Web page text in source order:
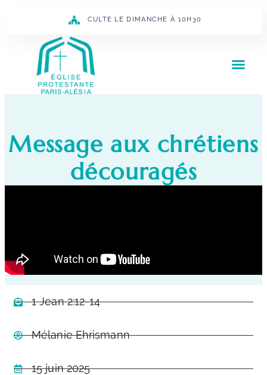
CULTE LE DIMANCHE À 10H30
Message aux chrétiens
découragés
1 Jean 2:12-14
Mélanie Ehrismann
15 juin 2025